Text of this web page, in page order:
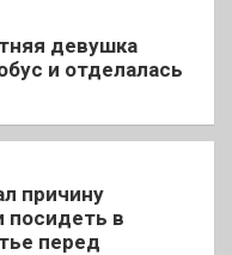
девушка
и отделалась
причину
посидеть в
перед